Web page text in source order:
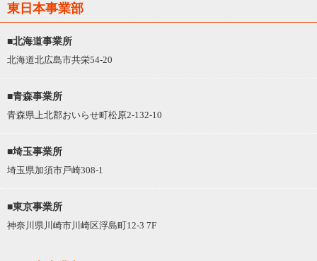
東日本事業部
■北海道事業所
北海道北広島市共栄54-20
■青森事業所
青森県上北郡おいらせ町松原2-132-10
■埼玉事業所
埼玉県加須市戸崎308-1
■東京事業所
神奈川県川崎市川崎区浮島町12-3 7F